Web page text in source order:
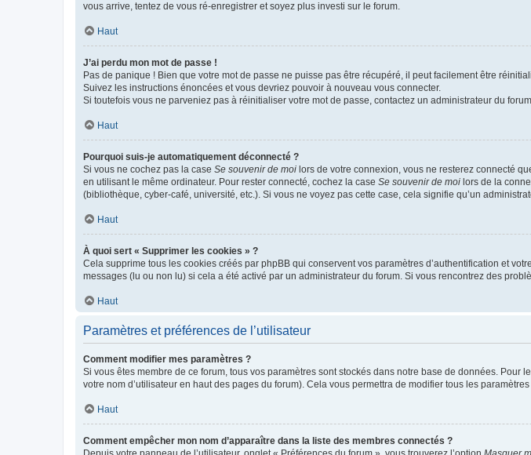
vous arrive, tentez de vous ré-enregistrer et soyez plus investi sur le forum.
Haut
J’ai perdu mon mot de passe !
Pas de panique ! Bien que votre mot de passe ne puisse pas être récupéré, il peut facilement être
Suivez les instructions énoncées et vous devriez pouvoir à nouveau vous connecter.
Si toutefois vous ne parveniez pas à réinitialiser votre mot de passe, contactez un administrateur du
Haut
Pourquoi suis-je automatiquement déconnecté ?
Si vous ne cochez pas la case Se souvenir de moi lors de votre connexion, vous ne resterez connecté
en utilisant le même ordinateur. Pour rester connecté, cochez la case Se souvenir de moi lors de la
(bibliothèque, cyber-café, université, etc.). Si vous ne voyez pas cette case, cela signifie qu’un
Haut
À quoi sert « Supprimer les cookies » ?
Cela supprime tous les cookies créés par phpBB qui conservent vos paramètres d’authentification et
messages (lu ou non lu) si cela a été activé par un administrateur du forum. Si vous rencontrez des
Haut
Paramètres et préférences de l’utilisateur
Comment modifier mes paramètres ?
Si vous êtes membre de ce forum, tous vos paramètres sont stockés dans notre base de données. Pour
votre nom d’utilisateur en haut des pages du forum). Cela vous permettra de modifier tous les
Haut
Comment empêcher mon nom d’apparaître dans la liste des membres connectés ?